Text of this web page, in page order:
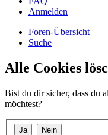
Anmelden
Foren-Übersicht
Suche
Alle Cookies
Bist du dir sicher, dass du
möchtest?